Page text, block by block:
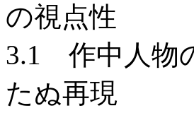
の視点性
3.1 作中人物
たぬ再現